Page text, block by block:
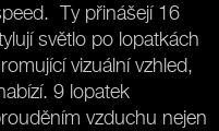
Ty přinášejí 16
světlo po lopatkách
vizuální vzhled,
9 lopatek
vzduchu nejen